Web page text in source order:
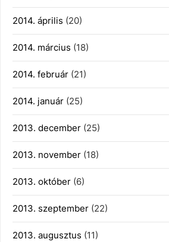
2014. április (20)
2014. március (18)
2014. február (21)
2014. január (25)
2013. december (25)
2013. november (18)
2013. október (6)
2013. szeptember (22)
2013. augusztus (11)